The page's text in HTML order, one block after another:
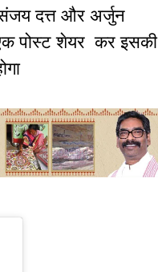
दत्त और अर्जुन
एक पोस्ट शेयर कर इसकी